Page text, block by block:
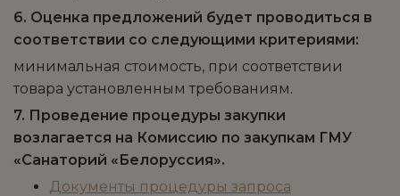
6. Оценка предложений будет проводиться в
соответствии со следующими критериями:
минимальная стоимость, при соответствии
товара установленным требованиям.
7. Проведение процедуры закупки
возлагается на Комиссию по закупкам ГМУ
«Санаторий «Белоруссия».
Документы процедуры запроса